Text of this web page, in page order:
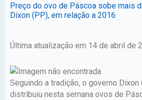
Preço do ovo de Páscoa sobe mais
Dixon (PP), em relação a 2016
Última atualização em 14 de abril de
Seguindo a tradição, o governo Dixon
distribuiu nesta semana ovos de